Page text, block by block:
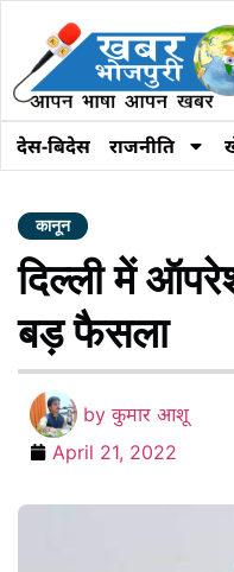
देस-बिदेस राजनीति
कानून
दिल्ली में
बड़ फैसला
by कुमार आशू
April 21, 2022